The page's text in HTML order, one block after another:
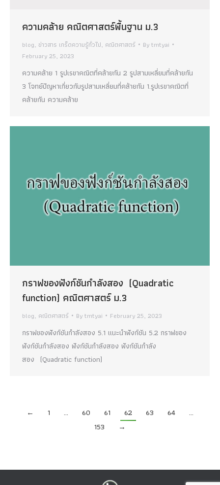
ความคล้าย คณิตศาสตร์พื้นฐาน ม.3
blog, ข่าวสาร เกร็ดความรู้ทั่วไป, คณิตศาสตร์ Bytmtyai
February 25, 2023
ความคล้าย 1 รูปเรขาคณิตที่คล้ายกัน 2 รูปสามเหลี่ยมที่คล้ายกัน
3 โจทย์ปัญหาเกี่ยวกับรูปสามเหลี่ยมที่คล้ายกัน 1.รูปเรขาคณิตที่
คล้ายกัน ความคล้าย
กราฟของฟังก์ชันกำลังสอง (Quadratic
function) คณิตศาสตร์ ม.3
blog, คณิตศาสตร์ Bytmtyai February 25, 2023
กราฟของฟังก์ชันกำลังสอง 5.1 แนะนำฟังก์ชัน 5.2 กราฟของ
ฟังก์ชันกำลังสอง ฟังก์ชันกำลังสอง ฟังก์ชันกำลัง
สอง (Quadratic function)
← 1 … 60 61 62 63 64
…
153
→